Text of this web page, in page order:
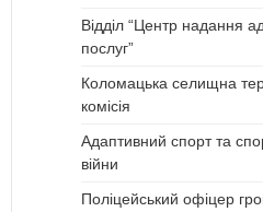
Відділ “Центр надання
послуг”
Коломацька селищна
комісія
Адаптивний спорт та
війни
Поліцейський офіцер